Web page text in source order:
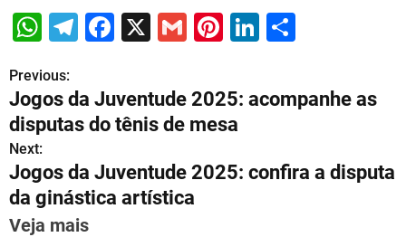
W
at
s
A
p
p
T
e
gr
a
m
F
e
b
o
o
X
G
ai
l
Pi
er
e
st
Li
e
n
e
P
o
s
t
n
Previous:
Jogos da Juventude 2025: acompanhe as
disputas do tênis de mesa
Next:
Jogos da Juventude 2025: confira a disputa
da ginástica artística
Veja mais